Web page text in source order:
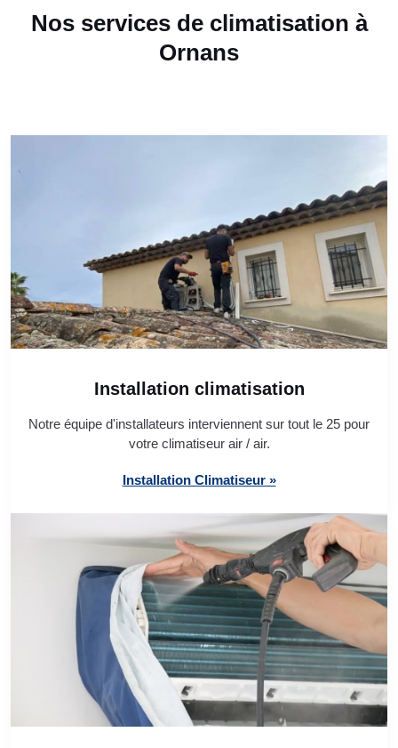
Nos services de climatisation à
Ornans
Installation climatisation
Notre équipe d'installateurs interviennent sur tout le 25 pour
votre climatiseur air / air.
Installation Climatiseur »